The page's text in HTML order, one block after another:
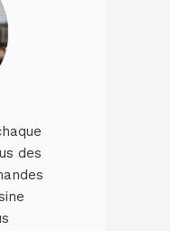
des